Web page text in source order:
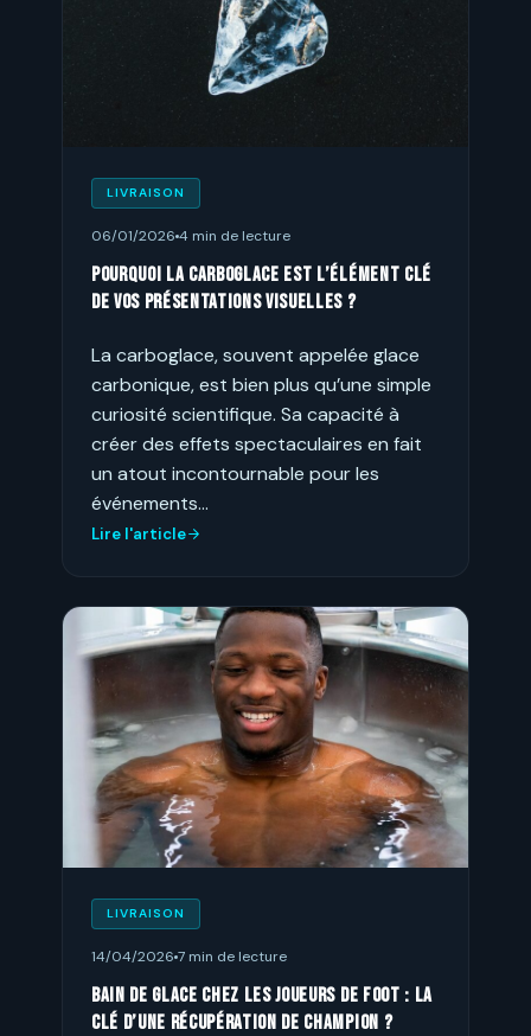
LIVRAISON
06/01/2026 4 min de lecture
Pourquoi la carboglace est l’élément clé
de vos présentations visuelles ?
La carboglace, souvent appelée glace
carbonique, est bien plus qu’une simple
curiosité scientifique. Sa capacité à
créer des effets spectaculaires en fait
un atout incontournable pour les
événements…
Lire l'article
LIVRAISON
14/04/2026 7 min de lecture
Bain de glace chez les joueurs de foot : La
clé d’une récupération de champion ?